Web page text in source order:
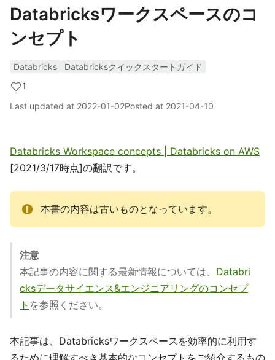
Databricksワークスペースのコ
ンセプト
Databricks
Databricksクイックスタートガイド
1
Last updated at 2022-01-02Posted at 2021-04-10
Databricks Workspace concepts | Databricks on AWS
[2021/3/17時点]の翻訳です。
本書の内容は古いものとなっています。
注意
本記事の内容に関する最新情報については、 Databri
cksデータサイエンス&エンジニアリングのコンセプ
ト を参照ください。
本記事は、Databricksワークスペースを効率的に利用す
るために理解すべき基本的なコンセプトをご紹介するもの